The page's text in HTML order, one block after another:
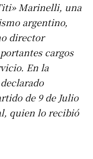
Marinelli, una
argentino,
director
cargos
En la
de 9 de Julio
quien lo recibió